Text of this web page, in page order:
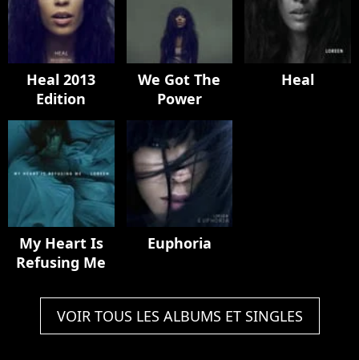
Heal 2013
Edition
We Got The
Power
Heal
My Heart Is
Refusing Me
Euphoria
VOIR TOUS LES ALBUMS ET SINGLES